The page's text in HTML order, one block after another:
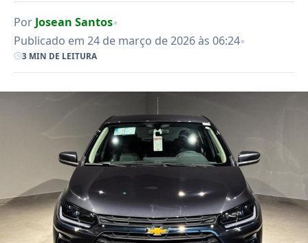
Por Josean Santos•
Publicado em 24 de março de 2026 às 06:24•
3 MIN DE LEITURA